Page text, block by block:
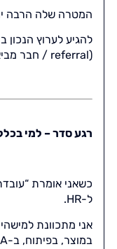
המטרה שלה הרבה
להגיע לערוץ הנכון
(referral / חבר מביא חבר).
רגע סדר – למי
כשאני אומרת
ל-HR.
אני מתכוונת
במוצר, בפיתוח, ב-QA, בדאטה, בפרודקט – לא משנה.